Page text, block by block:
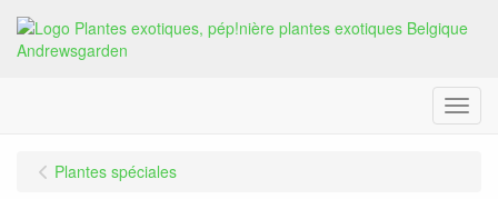
Menu
Plantes spéciales